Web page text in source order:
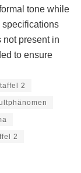
tone while
specifications
not present in
to ensure
2
2